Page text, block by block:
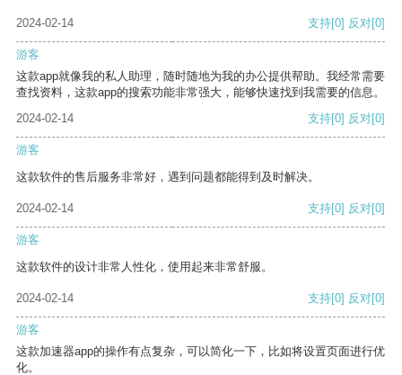
2024-02-14 支持[0] 反对[0]
游客
这款app就像我的私人助理，随时随地为我的办公提供帮助。我经常需要
查找资料，这款app的搜索功能非常强大，能够快速找到我需要的信息。
2024-02-14
支持[0] 反对[0]
游客
这款软件的售后服务非常好，遇到问题都能得到及时解决。
2024-02-14 支持[0] 反对[0]
游客
这款软件的设计非常人性化，使用起来非常舒服。
2024-02-14 支持[0] 反对[0]
游客
这款加速器app的操作有点复杂，可以简化一下，比如将设置页面进行优
化。